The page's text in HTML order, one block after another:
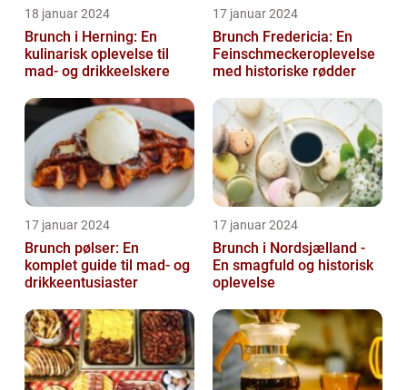
18 januar 2024
Brunch i Herning: En
kulinarisk oplevelse til
mad- og drikkeelskere
17 januar 2024
Brunch Fredericia: En
Feinschmeckeroplevelse
med historiske rødder
17 januar 2024
Brunch pølser: En
komplet guide til mad- og
drikkeentusiaster
17 januar 2024
Brunch i Nordsjælland -
En smagfuld og historisk
oplevelse